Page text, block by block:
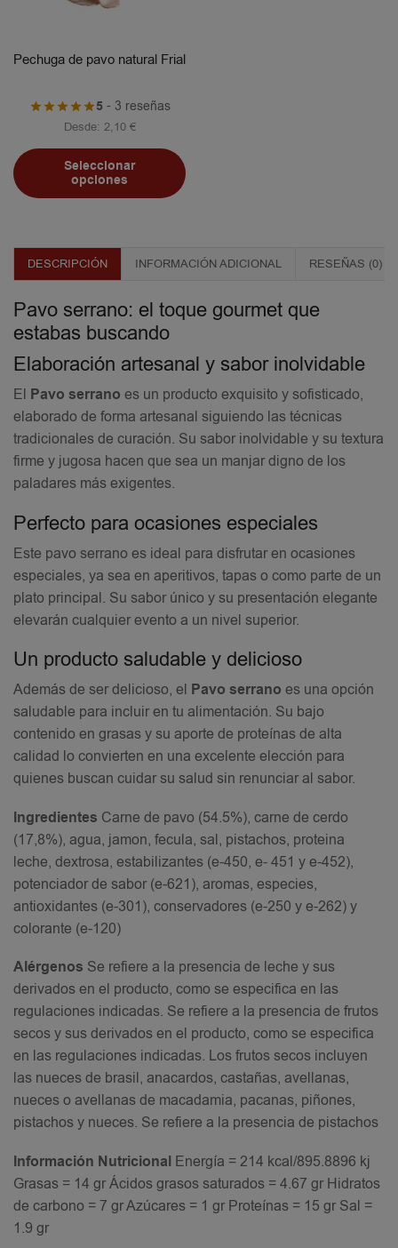
Pechuga de pavo natural Frial
5- 3 reseñas
Desde: 2,10 €
Seleccionar
opciones
DESCRIPCIÓN INFORMACIÓN ADICIONAL RESEÑAS (0)
Pavo serrano: el toque gourmet que
estabas buscando
Elaboración artesanal y sabor inolvidable
El Pavo serrano es un producto exquisito y sofisticado,
elaborado de forma artesanal siguiendo las técnicas
tradicionales de curación. Su sabor inolvidable y su textura
firme y jugosa hacen que sea un manjar digno de los
paladares más exigentes.
Perfecto para ocasiones especiales
Este pavo serrano es ideal para disfrutar en ocasiones
especiales, ya sea en aperitivos, tapas o como parte de un
plato principal. Su sabor único y su presentación elegante
elevarán cualquier evento a un nivel superior.
Un producto saludable y delicioso
Además de ser delicioso, el Pavo serrano es una opción
saludable para incluir en tu alimentación. Su bajo
contenido en grasas y su aporte de proteínas de alta
calidad lo convierten en una excelente elección para
quienes buscan cuidar su salud sin renunciar al sabor.
Ingredientes Carne de pavo (54.5%), carne de cerdo
(17,8%), agua, jamon, fecula, sal, pistachos, proteina
leche, dextrosa, estabilizantes (e-450, e- 451 y e-452),
potenciador de sabor (e-621), aromas, especies,
antioxidantes (e-301), conservadores (e-250 y e-262) y
colorante (e-120)
Alérgenos Se refiere a la presencia de leche y sus
derivados en el producto, como se especifica en las
regulaciones indicadas. Se refiere a la presencia de frutos
secos y sus derivados en el producto, como se especifica
en las regulaciones indicadas. Los frutos secos incluyen
las nueces de brasil, anacardos, castañas, avellanas,
nueces o avellanas de macadamia, pacanas, piñones,
pistachos y nueces. Se refiere a la presencia de pistachos
Información Nutricional Energía = 214 kcal/895.8896 kj
Grasas = 14 gr Ácidos grasos saturados = 4.67 gr Hidratos
de carbono = 7 gr Azúcares = 1 gr Proteínas = 15 gr Sal =
1.9 gr